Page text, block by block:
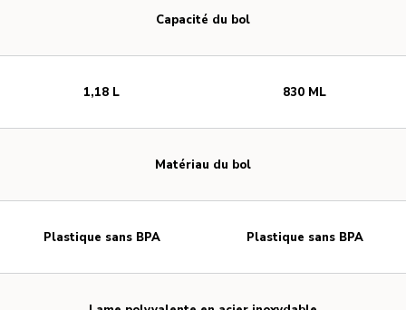
Capacité du bol
Matériau du bol
1,18 L
Plastique sans BPA
830 ML
Plastique sans BPA